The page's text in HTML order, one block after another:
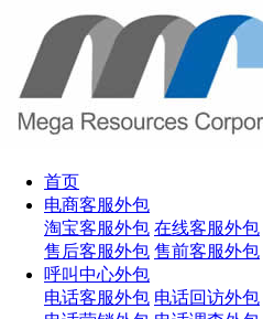
首页
电商客服外包
淘宝客服外包 在线客服外包
售后客服外包 售前客服外包
呼叫中心外包
电话客服外包 电话回访外包